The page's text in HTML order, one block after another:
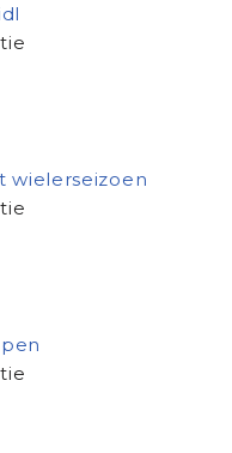
wielerseizoen